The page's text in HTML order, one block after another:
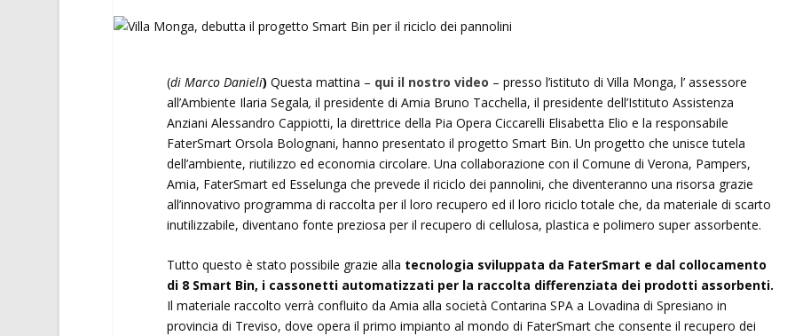
(di Marco Danieli) Questa mattina – qui il nostro video – presso l’istituto di Villa Monga, l’ assessore
all’Ambiente Ilaria Segala, il presidente di Amia Bruno Tacchella, il presidente dell’Istituto Assistenza
Anziani Alessandro Cappiotti, la direttrice della Pia Opera Ciccarelli Elisabetta Elio e la responsabile
FaterSmart Orsola Bolognani, hanno presentato il progetto Smart Bin. Un progetto che unisce tutela
dell’ambiente, riutilizzo ed economia circolare. Una collaborazione con il Comune di Verona, Pampers,
Amia, FaterSmart ed Esselunga che prevede il riciclo dei pannolini, che diventeranno una risorsa grazie
all’innovativo programma di raccolta per il loro recupero ed il loro riciclo totale che, da materiale di scarto
inutilizzabile, diventano fonte preziosa per il recupero di cellulosa, plastica e polimero super assorbente.
Tutto questo è stato possibile grazie alla tecnologia sviluppata da FaterSmart e dal collocamento
di 8 Smart Bin, i cassonetti automatizzati per la raccolta differenziata dei prodotti assorbenti.
Il materiale raccolto verrà confluito da Amia alla società Contarina SPA a Lovadina di Spresiano in
provincia di Treviso, dove opera il primo impianto al mondo di FaterSmart che consente il recupero dei